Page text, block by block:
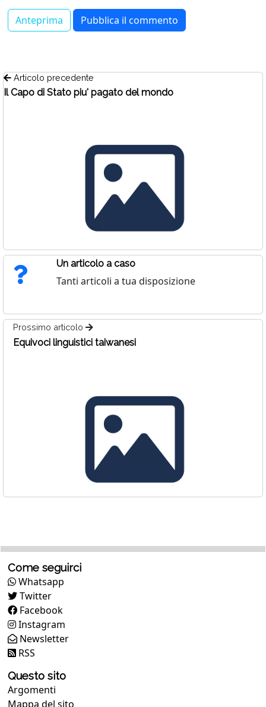
Articolo precedente
Il Capo di Stato piu' pagato del mondo
Un articolo a caso
Tanti articoli a tua disposizione
Prossimo articolo
Equivoci linguistici taiwanesi
Come seguirci
Whatsapp
Twitter
Facebook
Instagram
Newsletter
RSS
Questo sito
Argomenti
Mappa del sito